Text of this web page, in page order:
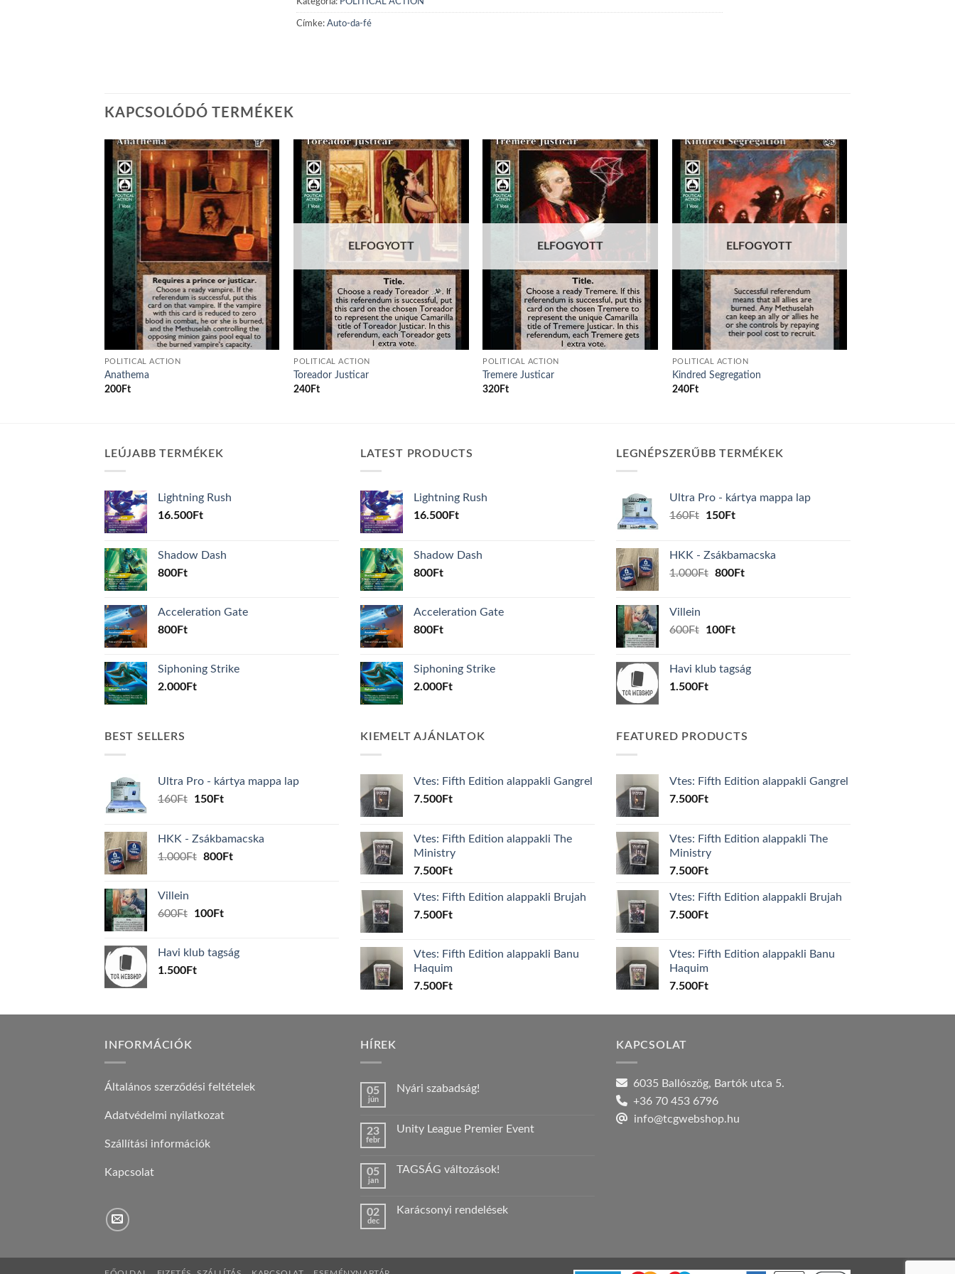
Címke: Auto-da-fé
KAPCSOLÓDÓ TERMÉKEK
Add to
wishlist
POLITICAL ACTION
Anathema
200Ft
Add to
wishlist
ELFOGYOTT
POLITICAL ACTION
Toreador Justicar
240 Ft
Add to
wishlist
ELFOGYOTT
POLITICAL ACTION
Tremere Justicar
320 Ft
Add to
wishlist
ELFOGYOTT
POLITICAL ACTION
Kindred Segregation
240Ft
LEÚJABB TERMÉKEK
Lightning Rush
16.500Ft
Shadow Dash
800Ft
Acceleration Gate
800Ft
Siphoning Strike
2.000Ft
LATEST PRODUCTS
Lightning Rush
16.500Ft
Shadow Dash
800Ft
Acceleration Gate
800Ft
Siphoning Strike
2.000Ft
LEGNÉPSZERŰBB TERMÉKEK
Ultra Pro - kártya mappa lap
160Ft
Original
160Ft.
150FtCurrent
150Ft.
HKK - Zsákbamacska
1.000Ft Original
800FtCurrent
Villein
600Ft
Original
600Ft.
100FtCurrent
100Ft.
Havi klub tagság
1.500Ft
BEST SELLERS
Ultra Pro - kártya mappa lap
160Ft
Original
160Ft.
150FtCurrent
150Ft.
HKK - Zsákbamacska
1.000Ft Original
800FtCurrent
Villein
600Ft
Original
600Ft.
100FtCurrent
100Ft.
Havi klub tagság
1.500Ft
KIEMELT AJÁNLATOK
Vtes: Fifth Edition alappakli Gangrel
7.500Ft
Vtes: Fifth Edition alappakli The
Ministry
7.500Ft
Vtes: Fifth Edition alappakli Brujah
7.500Ft
Vtes: Fifth Edition alappakli Banu
Haquim
7.500Ft
FEATURED PRODUCTS
Vtes: Fifth Edition alappakli Gangrel
7.500Ft
Vtes: Fifth Edition alappakli The
Ministry
7.500Ft
Vtes: Fifth Edition alappakli Brujah
7.500Ft
Vtes: Fifth Edition alappakli Banu
Haquim
7.500Ft
INFORMÁCIÓK
Általános szerződési feltételek
Adatvédelmi nyilatkozat
Szállítási információk
Kapcsolat
HÍREK
05
jún
Nyári szabadság!
Nyári
23
febr
Unity League Premier Event
Unity
bejegyzéshez
05
jan
TAGSÁG változások!
TAGSÁG
02
dec
Karácsonyi rendelések
KAPCSOLAT
6035 Ballószög, Bartók utca 5.
+36 70 453 6796
info@tcgwebshop.hu